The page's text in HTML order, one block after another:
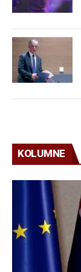
KOLUMNE